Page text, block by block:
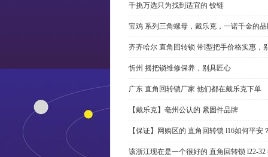
千挑万选只为找到适宜的 铰链
宝鸡 系列三角螺母，戴乐克，一诺千金的
齐齐哈尔 直角回转锁 带l型把手价格实惠，
忻州 摇把锁维修保养，别具匠心
广东 直角回转锁厂家 他们都在戴乐克下单
【戴乐克】亳州公认的 紧固件品牌
【保证】网购区的 直角回转锁 l16如何平安
该浙江现在是一个很好的 直角回转锁 l22-